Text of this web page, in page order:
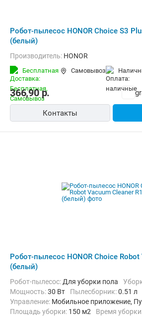
Робот-пылесос HONOR Choice S3
(белый)
Производитель: HONOR
Бесплатная Самовывоз
366,90р.
Контакты
Робот-пылесос HONOR Choice Robot
(белый)
Робот-пылесос: Для уборки пола
мощность:30 Вт пылесборник:0.51 л
Управление: Мобильное приложение,
Площадь уборки: 150 м2 Время